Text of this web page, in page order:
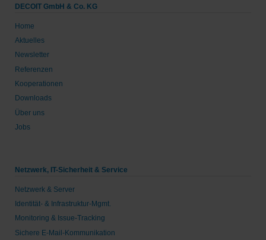
DECOIT GmbH & Co. KG
Home
Aktuelles
Newsletter
Referenzen
Kooperationen
Downloads
Über uns
Jobs
Netzwerk, IT-Sicherheit & Service
Netzwerk & Server
Identität- & Infrastruktur-Mgmt.
Monitoring & Issue-Tracking
Sichere E-Mail-Kommunikation